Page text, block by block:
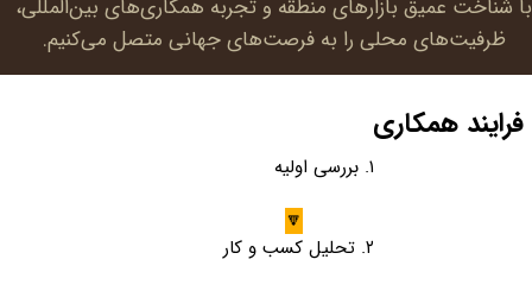
فرایند همکاری
۱. بررسی اولیه
🔽​​​​​​​
۲. تحلیل کسب و کار
با شناخت عمیق بازارهای منطقه و تجربه همکاری‌های بین‌المللی،
ظرفیت‌های محلی را به فرصت‌های جهانی متصل می‌کنیم.